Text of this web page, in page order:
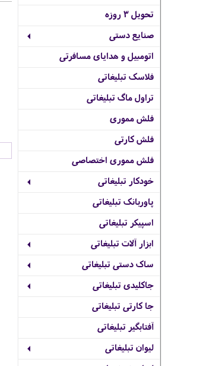
تحویل 3 روزه
صنایع دستی
اتومبیل و هدایای مسافرتی
فلاسک تبلیغاتی
تراول ماگ تبلیغاتی
فلش مموری
فلش کارتی
فلش مموری اختصاصی
خودکار تبلیغاتی
پاوربانک تبلیغاتی
اسپیکر تبلیغاتی
ابزار آلات تبلیغاتی
ساک دستی تبلیغاتی
جاکلیدی تبلیغاتی
جا کارتی تبلیغاتی
آفتابگیر تبلیغاتی
لیوان تبلیغاتی